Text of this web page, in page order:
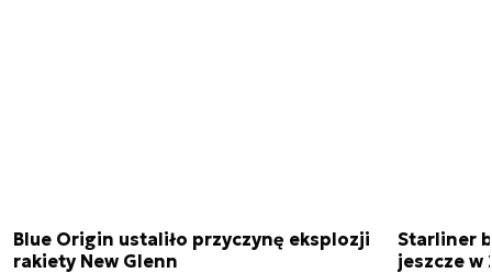
Blue Origin ustaliło przyczynę eksplozji
rakiety New Glenn
Starliner
jeszcze w